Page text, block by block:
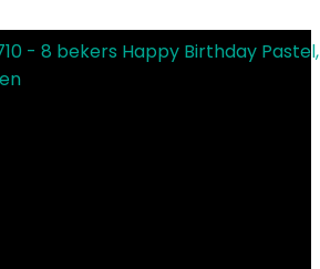
- 8 bekers Happy Birthday